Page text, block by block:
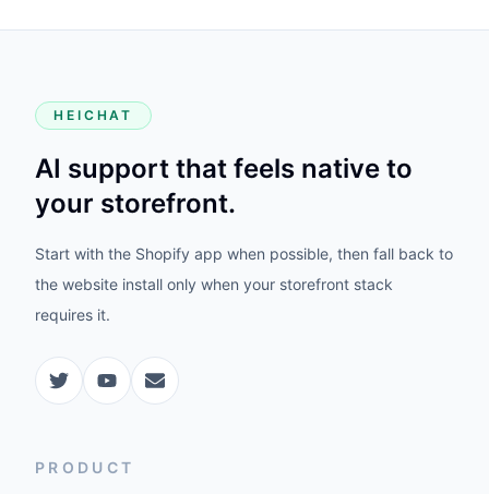
HEICHAT
AI support that feels native to
your storefront.
Start with the Shopify app when possible, then fall back to
the website install only when your storefront stack
requires it.
PRODUCT